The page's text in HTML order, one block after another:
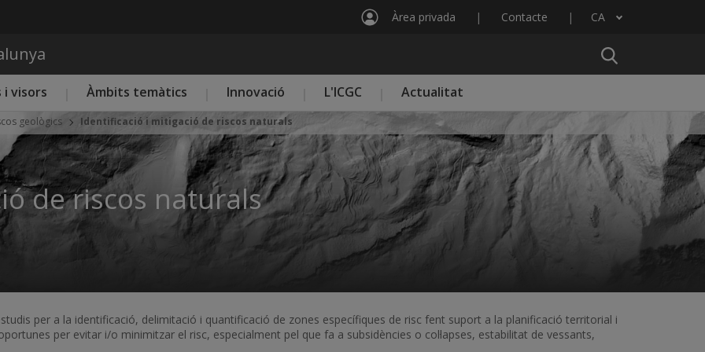
Àrea privada Contacte CA
Llista les accions addicionals
i visors Àmbits temàtics Innovació L'ICGC Actualitat
geològics Identificació i mitigació de riscos naturals
de riscos naturals
per a la identificació, delimitació i quantificació de zones específiques de risc fent suport a la planificació territorial i
per evitar i/o minimitzar el risc, especialment pel que fa a subsidències o col·lapses, estabilitat de vessants,